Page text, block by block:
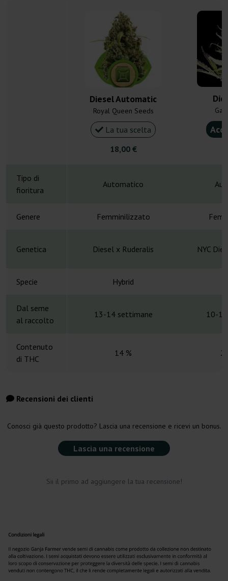
Diesel Automatic
Royal Queen Seeds
La tua scelta
18,00 €
Tipo di
fioritura
Automatico
Genere Femminilizzato
Genetica Diesel x Ruderalis NYC
Specie Hybrid
Dal seme
al raccolto
13-14 settimane 10-
Contenuto
di THC
14 %
Recensioni dei clienti
Conosci già questo prodotto? Lascia una recensione e ricevi un bonus.
Lascia una recensione
Sii il primo ad aggiungere la tua recensione!